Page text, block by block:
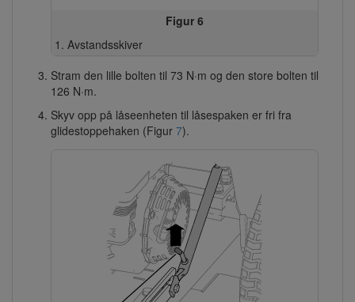
Figur 6
Avstandsskiver
Stram den lille bolten til 73 N·m og den store bolten til
126 N·m.
Skyv opp på låseenheten til låsespaken er fri fra
glidestoppehaken (Figur 7).